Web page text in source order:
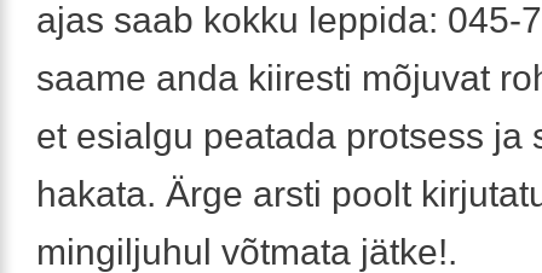
ajas saab kokku leppida: 045-
saame anda kiiresti mõjuvat
et esialgu peatada protsess ja
hakata. Ärge arsti poolt
mingiljuhul võtmata jätke!.